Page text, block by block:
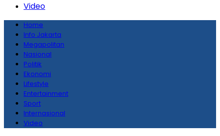
Video
Home
Info Jakarta
Megapolitan
Nasional
Politik
Ekonomi
Lifestyle
Entertainment
Sport
Internasional
Video